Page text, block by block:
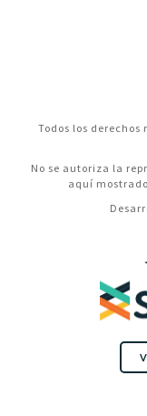
Todos los
No se autoriza la
aquí